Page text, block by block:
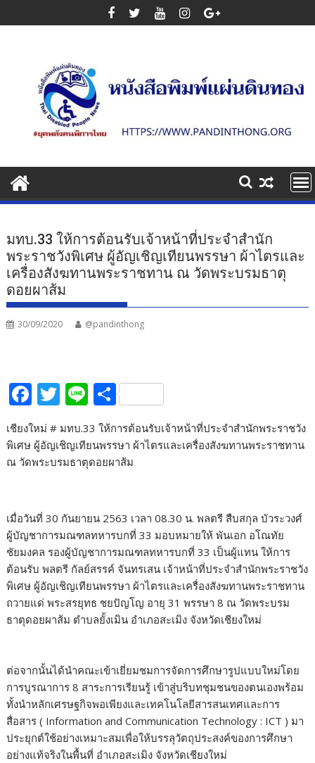
to
มทบ.33 ให้การต้อนรับเจ้าหน้าที่ประจำสำนัก
พระราชวังพิเศษ ผู้อัญเชิญเทียนพรรษา ผ้าไตรและ
เครื่องสังฆทานพระราชทาน ณ วัดพระบรมธาตุ
ดอยผาส้ม
30/09/2020 @pandinthong
F
ac
e
b
o
k
T
itt
er
Li
n
e
S
ar
e
เชียงใหม่ # มทบ.33 ให้การต้อนรับเจ้าหน้าที่ประจำสำนักพระราชวัง
พิเศษ ผู้อัญเชิญเทียนพรรษา ผ้าไตรและเครื่องสังฆทานพระราชทาน
ณ วัดพระบรมธาตุดอยผาส้ม
เมื่อวันที่ 30 กันยายน 2563 เวลา 08.30 น. พลตรี สืบสกุล บัวระวงศ์
ผู้บัญชาการมณฑลทหารบกที่ 33 มอบหมายให้ พันเอก อโณทัย
ชัยมงคล รองผู้บัญชาการมณฑลทหารบกที่ 33 เป็นผู้แทน ให้การ
ต้อนรับ พลตรี กัลย์สรรค์ จันทรเสน เจ้าหน้าที่ประจำสำนักพระราชวัง
พิเศษ ผู้อัญเชิญเทียนพรรษา ผ้าไตรและเครื่องสังฆทานพระราชทาน
ถวายแด่ พระสรยุทธ ชยปัญโญ อายุ 31 พรรษา 8 ณ วัดพระบรม
ธาตุดอยผาส้ม ตำบลยั้งเมิน อำเภอสะเมิง จังหวัดเชียงใหม่
ต่อจากนั้นได้นำคณะเข้าเยี่ยมชมการจัดการศึกษารูปแบบใหม่โดย
การบูรณาการ 8 สาระการเรียนรู้ เข้าสู่บริบทชุมชนของตนเองพร้อม
ทั้งนำหลักเศรษฐกิจพอเพียงและเทคโนโลยีสารสนเทศและการ
สื่อสาร ( Information and Communication Technology : ICT ) มา
ประยุกต์ใช้อย่างเหมาะสมเพื่อให้บรรลุวัตถุประสงค์ของการศึกษา
อย่างแท้จริงในพื้นที่ อำเภอสะเมิง จังหวัดเชียงใหม่